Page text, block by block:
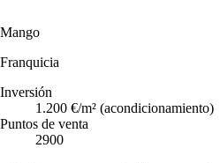
Mango
Franquicia
Inversión
1.200 €/m² (acondicionamiento)
Puntos de venta
2900